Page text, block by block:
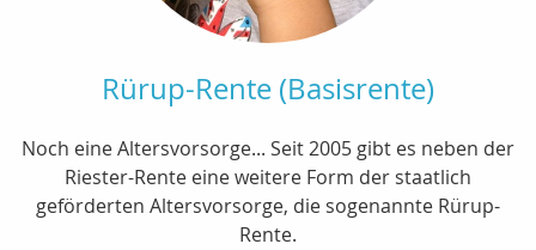
Rürup-Rente (Basisrente)
Noch eine Altersvorsorge... Seit 2005 gibt es neben der
Riester-Rente eine weitere Form der staatlich
geförderten Altersvorsorge, die sogenannte Rürup-
Rente.